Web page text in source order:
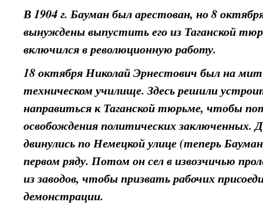
В 1904 г. Бауман был арестован, но 8
вынуждены выпустить его из Таганской
включился в революционную работу.
18 октября Николай Эрнестович был на
техническом училище. Здесь решили
направиться к Таганской тюрьме, чтобы
освобождения политических
двинулись по Немецкой улице (теперь
первом ряду. Потом он сел в извозчичью
из заводов, чтобы призвать рабочих
демонстрации.